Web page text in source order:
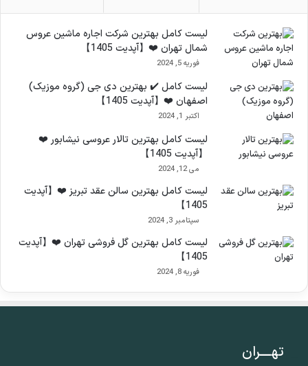
لیست کامل بهترین شرکت اجاره ماشین عروس
شمال تهران ❤️【آپدیت 1405】
فوریه 5, 2024
لیست کامل ✔️ بهترین دی جی (گروه موزیک)
اصفهان ❤️【آپدیت 1405】
اکتبر 1, 2024
لیست کامل بهترین تالار عروسی نیشابور ❤️
【آپدیت 1405】
می 12, 2024
لیست کامل بهترین سالن عقد تبریز ❤️【آپدیت
1405】
سپتامبر 3, 2024
لیست کامل بهترین گل فروشی تهران ❤️【آپدیت
1405】
فوریه 8, 2024
تهــــران